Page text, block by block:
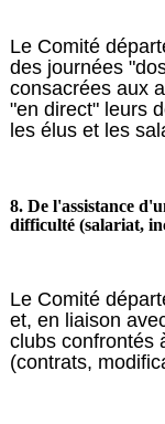
Le Comité
des journées
consacrées aux
"en direct" leurs
les élus et les
8. De l'assistance
difficulté (salariat,
Le Comité
et, en liaison
clubs confrontés
(contrats,